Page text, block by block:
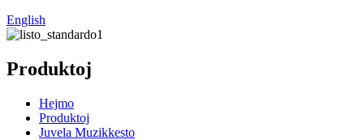
English
Produktoj
Hejmo
Produktoj
Juvela Muzikkesto